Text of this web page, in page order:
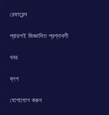
রেফারেন্স
প্রায়শই জিজ্ঞাসিত প্রশ্নাবলী
খবর
ব্লগ
যোগাযোগ করুন